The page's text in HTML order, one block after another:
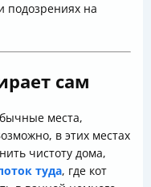
подозрениях на
сам
места,
в этих местах
чистоту дома,
туда, где кот